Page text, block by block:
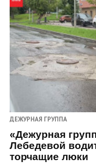
ДЕЖУРНАЯ ГРУППА
«Дежурная
Лебедевой
торчащие люки